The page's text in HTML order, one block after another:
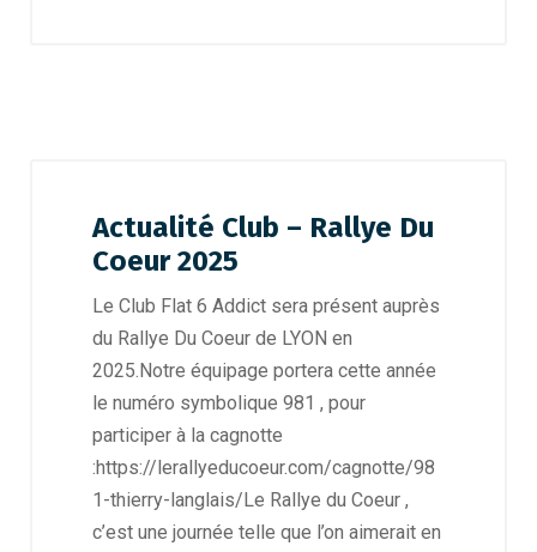
Actualité Club – Rallye Du
Coeur 2025
Le Club Flat 6 Addict sera présent auprès
du Rallye Du Coeur de LYON en
2025.Notre équipage portera cette année
le numéro symbolique 981 , pour
participer à la cagnotte
:https://lerallyeducoeur.com/cagnotte/98
1-thierry-langlais/Le Rallye du Coeur ,
c’est une journée telle que l’on aimerait en